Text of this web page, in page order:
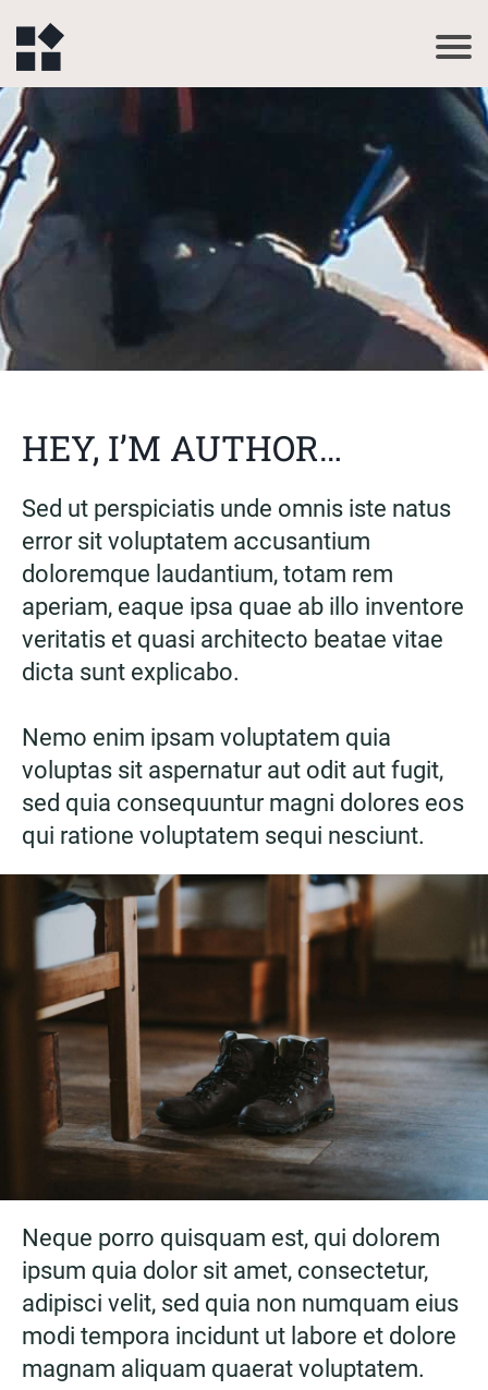
HEY, I’M AUTHOR…
Sed ut perspiciatis unde omnis iste natus
error sit voluptatem accusantium
doloremque laudantium, totam rem
aperiam, eaque ipsa quae ab illo inventore
veritatis et quasi architecto beatae vitae
dicta sunt explicabo.
Nemo enim ipsam voluptatem quia
voluptas sit aspernatur aut odit aut fugit,
sed quia consequuntur magni dolores eos
qui ratione voluptatem sequi nesciunt.
Neque porro quisquam est, qui dolorem
ipsum quia dolor sit amet, consectetur,
adipisci velit, sed quia non numquam eius
modi tempora incidunt ut labore et dolore
magnam aliquam quaerat voluptatem.